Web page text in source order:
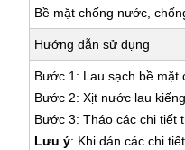
Bề mặt chống nước,
Hướng dẫn sử dụng
Bước 1: Lau sạch bề mặt
Bước 2: Xịt nước lau
Bước 3: Tháo các chi tiết
Lưu ý: Khi dán các chi